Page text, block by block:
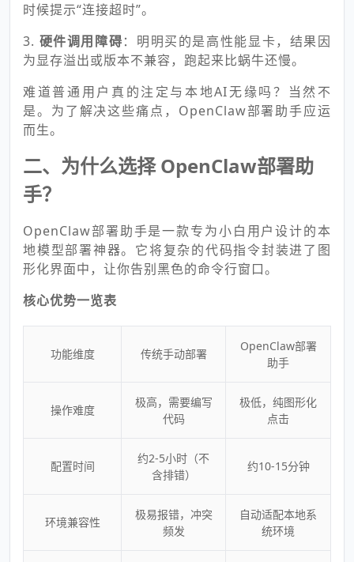
时候提示“连接超时”。
3. 硬件调用障碍：明明买的是高性能显卡，结果因
为显存溢出或版本不兼容，跑起来比蜗牛还慢。
难道普通用户真的注定与本地AI无缘吗？当然不
是。为了解决这些痛点，OpenClaw部署助手应运
而生。
二、为什么选择 OpenClaw部署助
手？
OpenClaw部署助手是一款专为小白用户设计的本
地模型部署神器。它将复杂的代码指令封装进了图
形化界面中，让你告别黑色的命令行窗口。
核心优势一览表
功能维度 传统手动部署
OpenClaw部署
助手
操作难度
极高，需要编写
代码
极低，纯图形化
点击
配置时间
约2-5小时（不
含排错）
约10-15分钟
环境兼容性
极易报错，冲突
频发
自动适配本地系
统环境